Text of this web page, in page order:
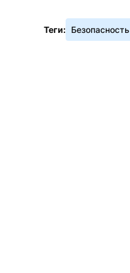
Теги: Безопасность